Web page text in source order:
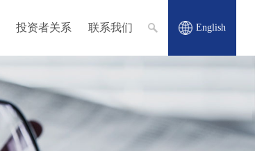
投资者关系 联系我们 English